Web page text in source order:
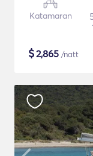
Katamaran
$2,865 /natt